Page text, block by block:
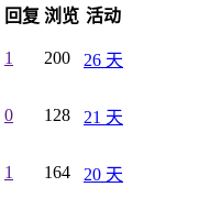
回复 浏览 活动
1 200 26 天
0 128 21 天
1 164 20 天